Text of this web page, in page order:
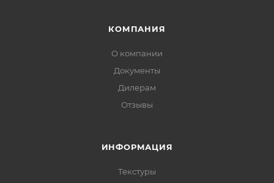
КОМПАНИЯ
О компании
Документы
Дилерам
Отзывы
ИНФОРМАЦИЯ
Текстуры